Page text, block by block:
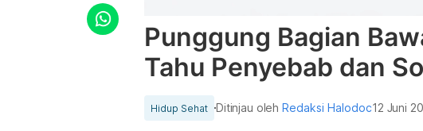
Punggung Bagian
Tahu Penyebab dan
Hidup Sehat Ditinjau olehRedaksi Halodoc12 Juni